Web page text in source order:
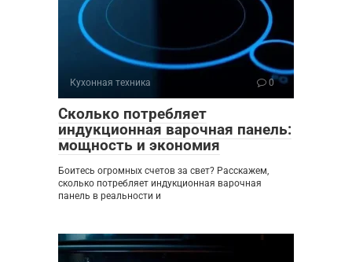
Кухонная техника 0
Сколько потребляет
индукционная варочная панель:
мощность и экономия
Боитесь огромных счетов за свет? Расскажем,
сколько потребляет индукционная варочная
панель в реальности и